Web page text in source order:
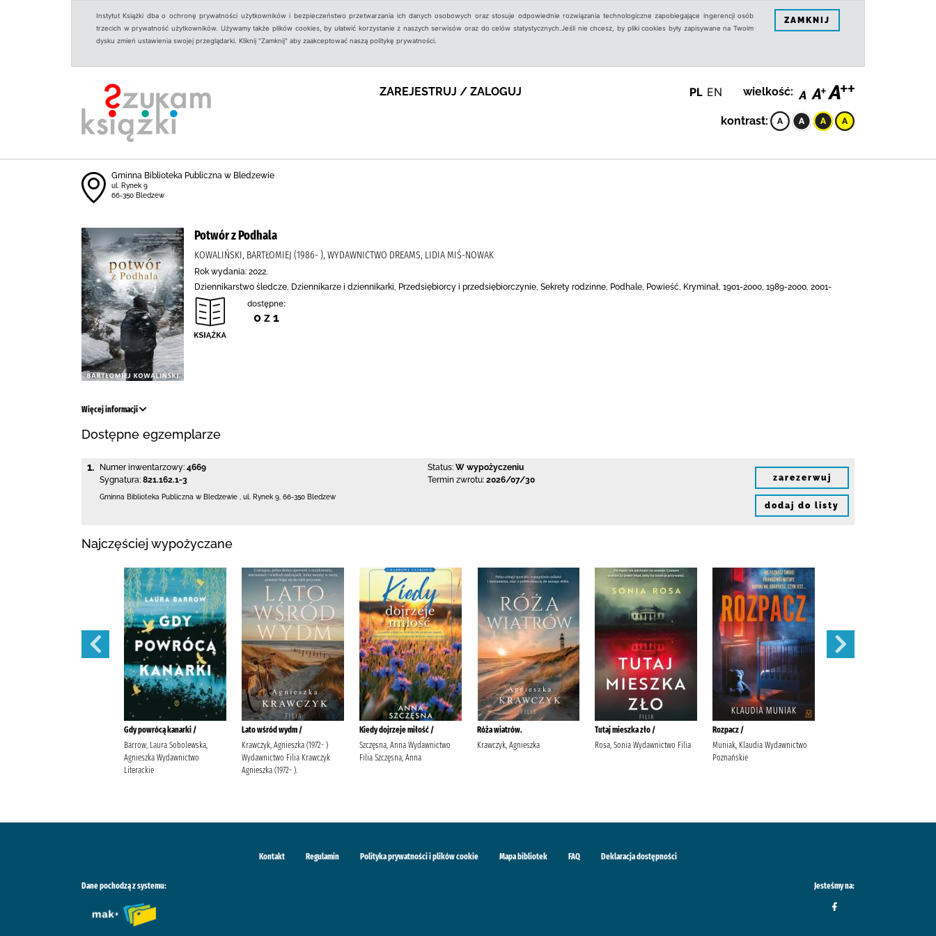
Instytut Książki dba o ochronę prywatności użytkowników i bezpieczeństwo przetwarzania ich danych osobowych oraz stosuje odpowiednie rozwiązania technologiczne zapobiegające ingerencji osób
trzecich w prywatność użytkowników. Używamy także plików cookies, by ułatwić korzystanie z naszych serwisów oraz do celów statystycznych.Jeśli nie chcesz, by pliki cookies były zapisywane na Twoim
dysku zmień ustawienia swojej przeglądarki. Kliknij "Zamknij" aby zaakceptować naszą politykę prywatności.
ZAMKNIJ
ZAREJESTRUJ / ZALOGUJ PL EN wielkość:
kontrast:
Gminna Biblioteka Publiczna w Bledzewie
ul. Rynek 9
66-350 Bledzew
Potwór z Podhala
KOWALIŃSKI, BARTŁOMIEJ (1986- ), WYDAWNICTWO DREAMS, LIDIA MIŚ-NOWAK
Rok wydania: 2022.
Dziennikarstwo śledcze, Dziennikarze i dziennikarki, Przedsiębiorcy i przedsiębiorczynie, Sekrety rodzinne, Podhale, Powieść, Kryminał, 1901-2000, 1989-2000, 2001-
dostępne:
0 z 1
Więcej informacji
Dostępne egzemplarze
1. Numer inwentarzowy: 4669
Sygnatura: 821.162.1-3
Status: W wypożyczeniu
Termin zwrotu: 2026/07/30
Gminna Biblioteka Publiczna w Bledzewie ul. Rynek 9 66-350 Bledzew
zarezerwuj
dodaj do listy
Najczęściej wypożyczane
Gdy powrócą kanarki /
Barrow, Laura Sobolewska,
Agnieszka Wydawnictwo
Literackie
Lato wśród wydm /
Krawczyk, Agnieszka (1972- )
Wydawnictwo Filia Krawczyk
Agnieszka (1972- ).
Kiedy dojrzeje miłość /
Szczęsna, Anna Wydawnictwo
Filia Szczęsna, Anna
Róża wiatrów.
Krawczyk, Agnieszka
Tutaj mieszka zło /
Rosa, Sonia Wydawnictwo Filia
Rozpacz /
Muniak, Klaudia Wydawnictwo
Poznańskie
Kontakt Regulamin Polityka prywatności i plików cookie Mapa bibliotek FAQ Deklaracja dostępności
Dane pochodzą z systemu: Jesteśmy na: